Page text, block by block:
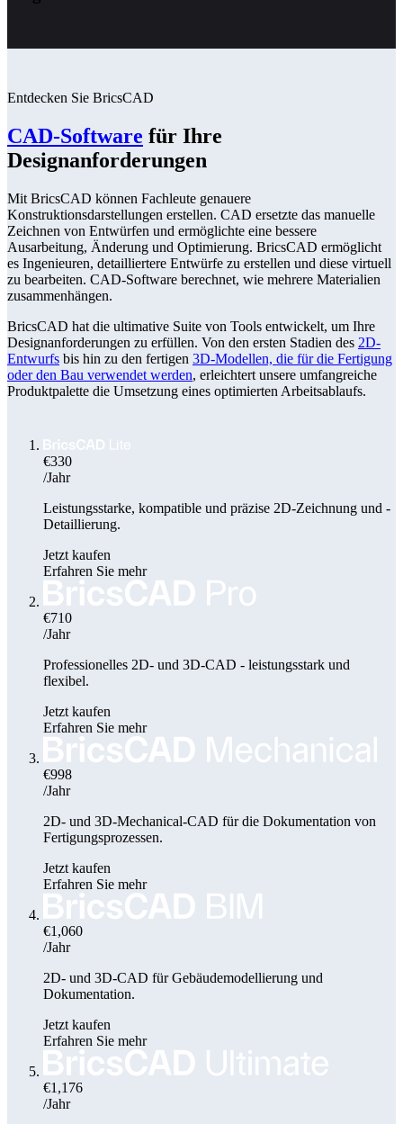
Entdecken Sie BricsCAD
CAD-Software für Ihre
Designanforderungen
Mit BricsCAD können Fachleute genauere
Konstruktionsdarstellungen erstellen. CAD ersetzte das manuelle
Zeichnen von Entwürfen und ermöglichte eine bessere
Ausarbeitung, Änderung und Optimierung. BricsCAD ermöglicht
es Ingenieuren, detailliertere Entwürfe zu erstellen und diese virtuell
zu bearbeiten. CAD-Software berechnet, wie mehrere Materialien
zusammenhängen.
BricsCAD hat die ultimative Suite von Tools entwickelt, um Ihre
Designanforderungen zu erfüllen. Von den ersten Stadien des 2D-
Entwurfs bis hin zu den fertigen 3D-Modellen, die für die Fertigung
oder den Bau verwendet werden, erleichtert unsere umfangreiche
Produktpalette die Umsetzung eines optimierten Arbeitsablaufs.
€330
/Jahr
Leistungsstarke, kompatible und präzise 2D-Zeichnung und -
Detaillierung.
Jetzt kaufen
Erfahren Sie mehr
€710
/Jahr
Professionelles 2D- und 3D-CAD - leistungsstark und
flexibel.
Jetzt kaufen
Erfahren Sie mehr
€998
/Jahr
2D- und 3D-Mechanical-CAD für die Dokumentation von
Fertigungsprozessen.
Jetzt kaufen
Erfahren Sie mehr
€1,060
/Jahr
2D- und 3D-CAD für Gebäudemodellierung und
Dokumentation.
Jetzt kaufen
Erfahren Sie mehr
€1,176
/Jahr